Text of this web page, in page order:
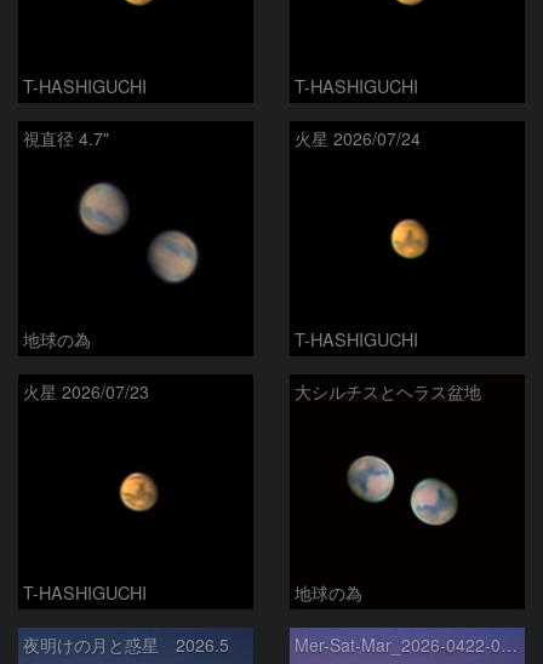
T-HASHIGUCHI T-HASHIGUCHI
視直径 4.7"
地球の為
火星 2026/07/24
T-HASHIGUCHI
火星 2026/07/23
T-HASHIGUCHI
大シルチスとヘラス盆地
地球の為
夜明けの月と惑星 2026.5 Mer-Sat-Mar_2026-0422-0430